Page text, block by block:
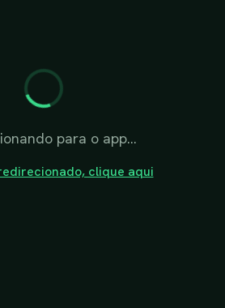
para o app...
clique aqui